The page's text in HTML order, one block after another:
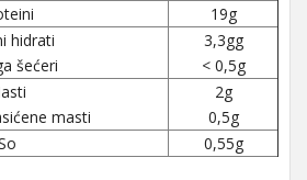
19g
hidrati
šećeri
3,3gg
< 0,5g
masti
2g
0,5g
0,55g